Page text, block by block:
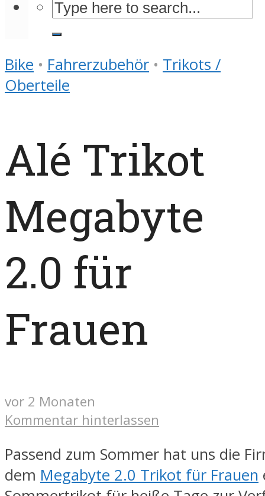
Bike • Fahrerzubehör • Trikots /
Oberteile
Alé Trikot
Megabyte
2.0 für
Frauen
vor 2 Monaten
Kommentar hinterlassen
Passend zum Sommer hat uns die
dem Megabyte 2.0 Trikot für Frauen